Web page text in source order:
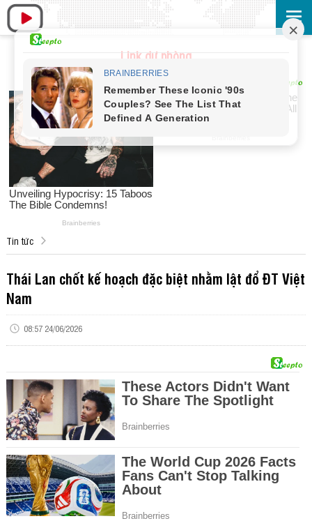
Link dự phòng
Tin tức
Thái Lan chốt kế hoạch đặc biệt nhằm lật đổ ĐT Việt
Nam
08:57 24/06/2026